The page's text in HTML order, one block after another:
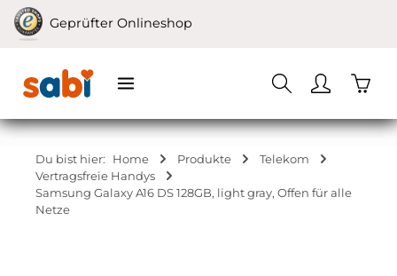
Zum Hauptinhalt springen
Geprüfter Onlineshop
Du bist hier: Home Produkte
Telekom
Vertragsfreie Handys
Samsung Galaxy A16 DS 128GB, light gray, Offen für alle
Netze